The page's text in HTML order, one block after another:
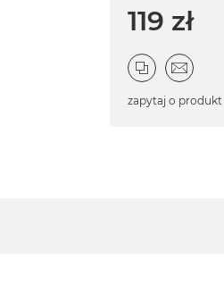
119 zł
zapytaj o produkt